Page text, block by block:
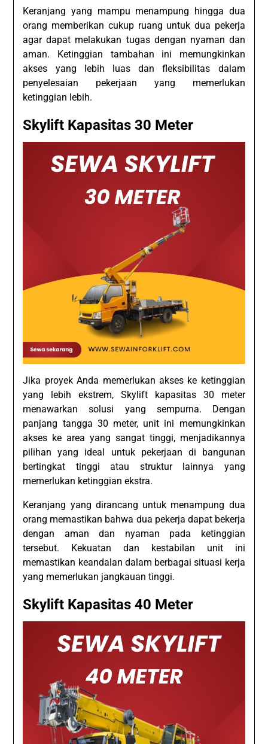
Keranjang yang mampu menampung hingga dua
orang memberikan cukup ruang untuk dua pekerja
agar dapat melakukan tugas dengan nyaman dan
aman. Ketinggian tambahan ini memungkinkan
akses yang lebih luas dan fleksibilitas dalam
penyelesaian pekerjaan yang memerlukan
ketinggian lebih.
Skylift Kapasitas 30 Meter
Jika proyek Anda memerlukan akses ke ketinggian
yang lebih ekstrem, Skylift kapasitas 30 meter
menawarkan solusi yang sempurna. Dengan
panjang tangga 30 meter, unit ini memungkinkan
akses ke area yang sangat tinggi, menjadikannya
pilihan yang ideal untuk pekerjaan di bangunan
bertingkat tinggi atau struktur lainnya yang
memerlukan ketinggian ekstra.
Keranjang yang dirancang untuk menampung dua
orang memastikan bahwa dua pekerja dapat bekerja
dengan aman dan nyaman pada ketinggian
tersebut. Kekuatan dan kestabilan unit ini
memastikan keandalan dalam berbagai situasi kerja
yang memerlukan jangkauan tinggi.
Skylift Kapasitas 40 Meter